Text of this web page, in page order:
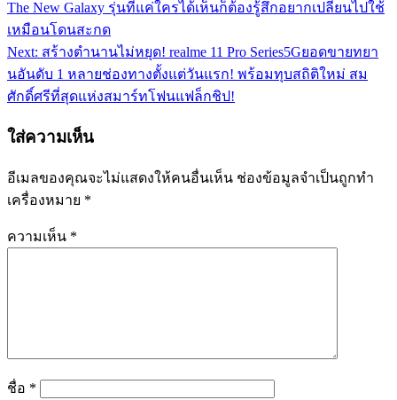
เรื่อง
The New Galaxy รุ่นที่แค่ใครได้เห็นก็ต้องรู้สึกอยากเปลี่ยนไปใช้
เหมือนโดนสะกด
Next: สร้างตำนานไม่หยุด! realme 11 Pro Series5Gยอดขายทยา
นอันดับ 1 หลายช่องทางตั้งแต่วันแรก! พร้อมทุบสถิติใหม่ สม
ศักดิ์ศรีที่สุดแห่งสมาร์ทโฟนแฟล็กชิป!
ใส่ความเห็น
อีเมลของคุณจะไม่แสดงให้คนอื่นเห็น ช่องข้อมูลจำเป็นถูกทำ
เครื่องหมาย *
ความเห็น *
ชื่อ *